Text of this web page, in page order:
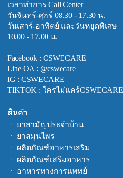
เวลาทำการ Call Center
วันจันทร์-ศุกร์ 08.30 - 17.30 น.
วันเสาร์-อาทิตย์ และวันหยุดพิเศษ
10.00 - 17.00 น.
Facebook : CSWECARE
Line OA : @cswecare
IG : CSWECARE
TIKTOK : ใครไม่แคร์CSWECARE
สินค้า
ㆍ ยาสามัญประจำบ้าน
ㆍ ยาสมุนไพร
ㆍ ผลิตภัณฑ์อาหารเสริม
ㆍ ผลิตภัณฑ์เสริมอาหาร
ㆍ อาหารทางการแพทย์